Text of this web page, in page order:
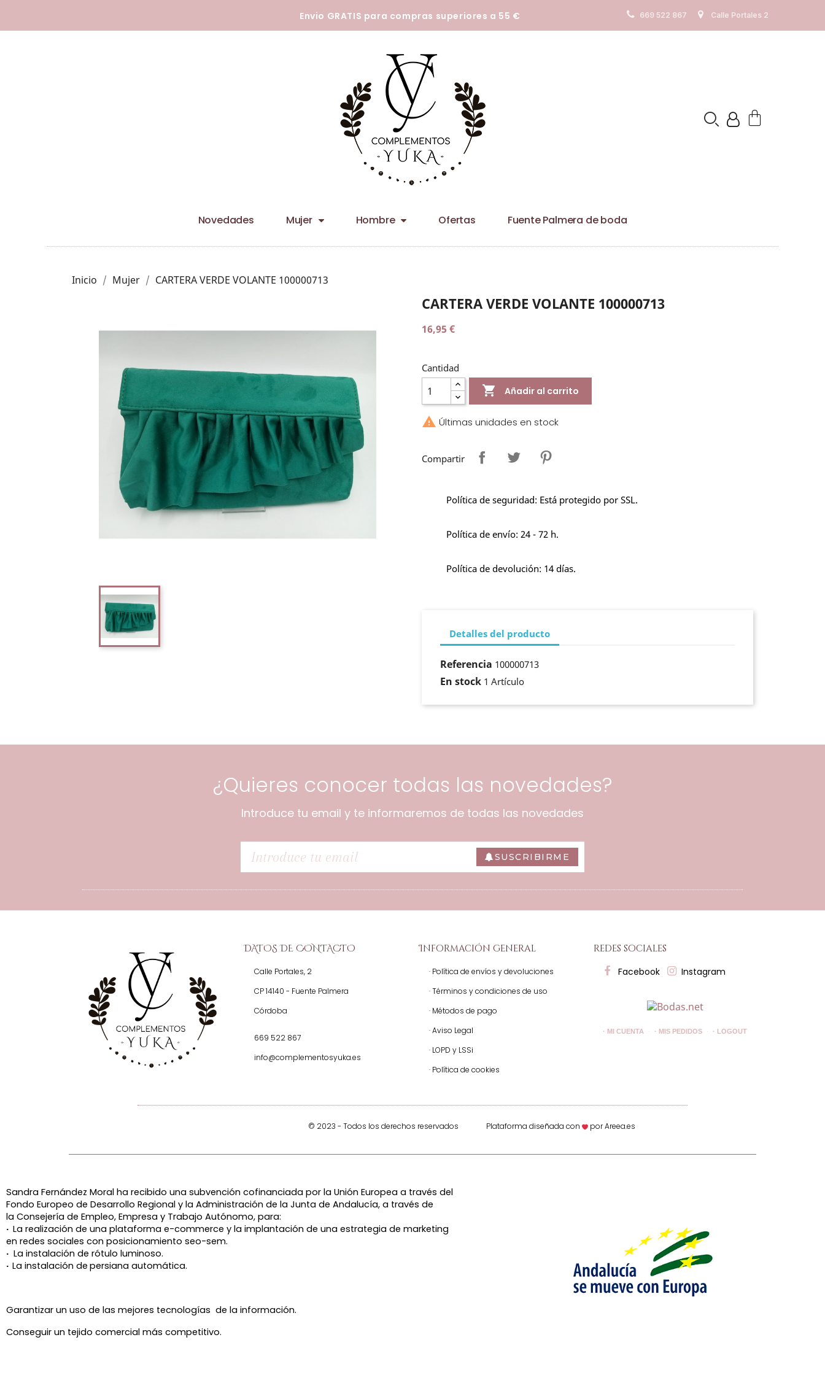
Esta tienda utiliza cookies y otras tecnologías para que podamos mejorar su experiencia en nuestros sitios. Ver Politica de cookies
Envio GRATIS para compras superiores a 55 € 669 522 867 Calle Portales 2
Novedades Mujer Hombre Ofertas Fuente Palmera de boda
Inicio Mujer CARTERA VERDE VOLANTE 100000713
CARTERA VERDE VOLANTE 100000713
16,95 €
Cantidad
 Añadir al carrito
 Últimas unidades en stock
Compartir
Política de seguridad: Está protegido por SSL.
Política de envío: 24 - 72 h.
Política de devolución: 14 días.
Detalles del producto
Referencia 100000713
En stock 1 Artículo
¿Quieres conocer todas las novedades?
Introduce tu email y te informaremos de todas las novedades
SUSCRIBIRME
DATOS DE CONTACTO
Calle Portales, 2
CP 14140 - Fuente Palmera
Córdoba
669 522 867
info@complementosyuka.es
Información general
· Política de envíos y devoluciones
· Términos y condiciones de uso
· Métodos de pago
· Aviso Legal
· LOPD y LSSi
· Política de cookies
redes sociales
Facebook Instagram
· MI CUENTA · MIS PEDIDOS · LOGOUT
© 2023 - Todos los derechos reservados Plataforma diseñada con por Areea.es
Sandra Fernández Moral ha recibido una subvención cofinanciada por la Unión Europea a través del
Fondo Europeo de Desarrollo Regional y la Administración de la Junta de Andalucía, a través de
la Consejería de Empleo, Empresa y Trabajo Autónomo, para:
· La realización de una plataforma e-commerce y la implantación de una estrategia de marketing
en redes sociales con posicionamiento seo-sem.
· La instalación de rótulo luminoso.
· La instalación de persiana automática.
Garantizar un uso de las mejores tecnologías de la información.
Conseguir un tejido comercial más competitivo.